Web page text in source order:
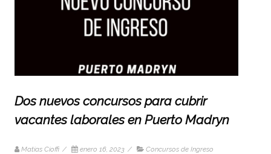
Dos nuevos concursos para cubrir
vacantes laborales en Puerto Madryn
Matias Cioffi / enero 16, 2023 / Concursos de Ingreso